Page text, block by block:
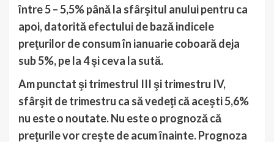
între 5 – 5,5% până la sfârşitul anului pentru ca
apoi, datorită efectului de bază indicele
preţurilor de consum în ianuarie coboară deja
sub 5%, pe la 4 şi ceva la sută.
Am punctat şi trimestrul III şi trimestru IV,
sfârşit de trimestru ca să vedeţi că aceşti 5,6%
nu este o noutate. Nu este o prognoză că
preţurile vor creşte de acum înainte. Prognoza